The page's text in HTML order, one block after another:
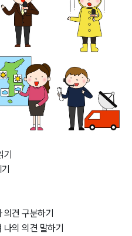
견 구분하기
의 의견 말하기